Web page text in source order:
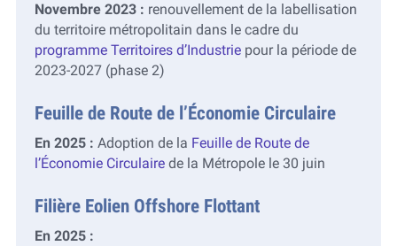
Novembre 2023 : renouvellement de la labellisation
du territoire métropolitain dans le cadre du
programme Territoires d’Industrie pour la période de
2023-2027 (phase 2)
Feuille de Route de l’Économie Circulaire
En 2025 : Adoption de la Feuille de Route de
l’Économie Circulairede la Métropole le 30 juin
Filière Eolien Offshore Flottant
En 2025 :